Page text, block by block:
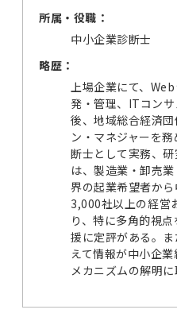
所属・役職：
中小企業診断士
略歴：
上場企業にて、
発・管理、ITコン
後、地域総合経済
ン・マネジャーを
断士として実務、
は、製造業・卸売
界の起業希望者から
3,000社以上の経営
り、特に多角的視
援に定評がある。
えて情報が中小企
メカニズムの解明に